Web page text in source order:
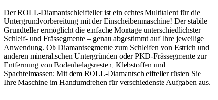
Der ROLL‑Diamantschleifteller ist ein echtes Multitalent für die
Untergrundvorbereitung mit der Einscheibenmaschine! Der stabile
Grundteller ermöglicht die einfache Montage unterschiedlichster
Schleif- und Frässegmente – genau abgestimmt auf Ihre jeweilige
Anwendung. Ob Diamantsegmente zum Schleifen von Estrich und
anderen mineralischen Untergründen oder PKD‑Frässegmente zur
Entfernung von Bodenbelagsresten, Klebstoffen und
Spachtelmassen: Mit dem ROLL‑Diamantschleifteller rüsten Sie
Ihre Maschine im Handumdrehen für verschiedenste Aufgaben aus.